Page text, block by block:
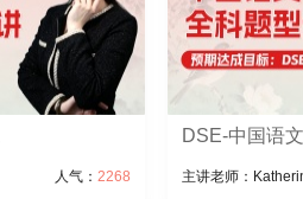
人气： 2268
DSE-中国语
主讲老师：